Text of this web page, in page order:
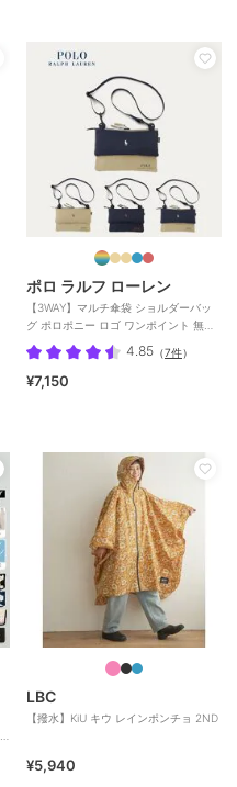
ポロ ラルフ ローレン
【3WAY】マルチ傘袋 ショルダーバッ
グ ポロポニー ロゴ ワンポイント 無地
ユニセックス
4.85 （7件）
¥7,150
LBC
【撥水】KiU キウ レインポンチョ 2ND
¥5,940